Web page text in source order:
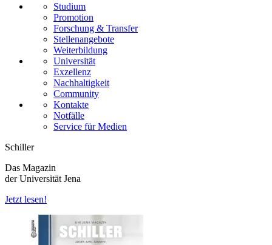
Studium
Promotion
Forschung & Transfer
Stellenangebote
Weiterbildung
Universität
Exzellenz
Nachhaltigkeit
Community
Kontakte
Notfälle
Service für Medien
Schiller
Das Magazin
der Universität Jena
Jetzt lesen!